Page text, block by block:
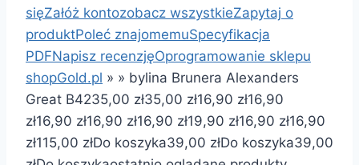
sięZałóż kontozobacz wszystkieZapytaj o
produktPoleć znajomemuSpecyfikacja
PDFNapisz recenzjęOprogramowanie sklepu
shopGold.pl » » bylina Brunera Alexanders
Great B4235,00 zł35,00 zł16,90 zł16,90
zł16,90 zł16,90 zł16,90 zł19,90 zł16,90 zł16,90
zł115,00 złDo koszyka39,00 złDo koszyka39,00